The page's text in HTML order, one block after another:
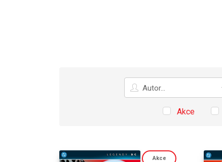
Autor
Autor...
Akce
Akce